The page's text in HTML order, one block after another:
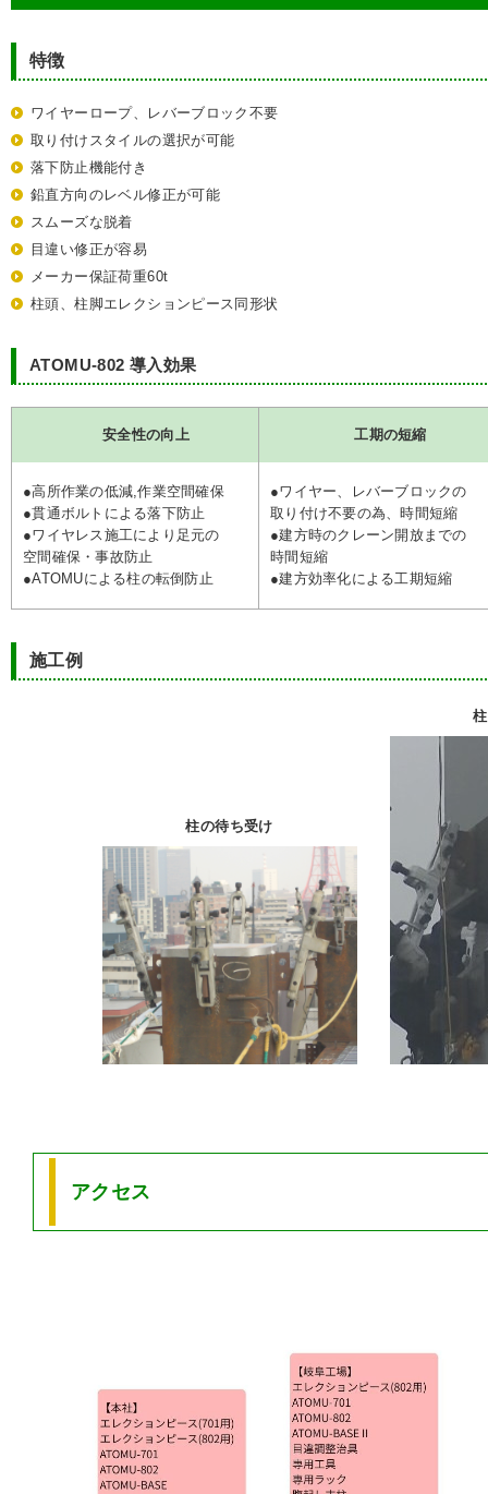
特徴
ワイヤーロープ、レバーブロック不要
取り付けスタイルの選択が可能
落下防止機能付き
鉛直方向のレベル修正が可能
スムーズな脱着
目違い修正が容易
メーカー保証荷重60t
柱頭、柱脚エレクションピース同形状
ATOMU-802 導入効果
安全性の向上 工期の短縮
●高所作業の低減,作業空間確保
●貫通ボルトによる落下防止
●ワイヤレス施工により足元の
空間確保・事故防止
●ATOMUによる柱の転倒防止
●ワイヤー、レバーブロックの
取り付け不要の為、時間短縮
●建方時のクレーン開放までの
時間短縮
●建方効率化による工期短縮
施工例
柱の待ち受け
アクセス